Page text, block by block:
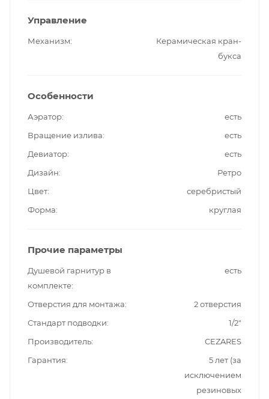
Управление
Механизм
Керамическая кран-
букса
Особенности
Аэратор
есть
Вращение излива
есть
Девиатор
есть
Дизайн
Ретро
Цвет
серебристый
Форма
круглая
Прочие параметры
Душевой гарнитур в
комплекте
есть
Отверстия для монтажа
2 отверстия
Стандарт подводки
1/2"
Производитель
CEZARES
Гарантия
5 лет (за
исключением
резиновых